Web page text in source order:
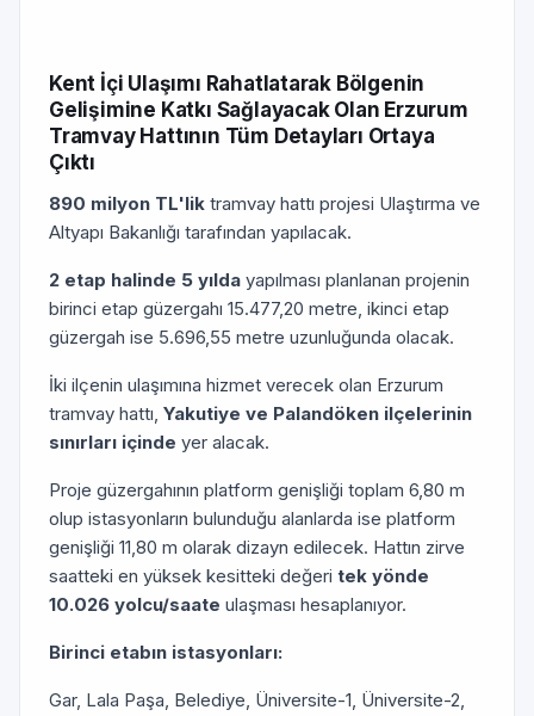
Kent İçi Ulaşımı Rahatlatarak Bölgenin
Gelişimine Katkı Sağlayacak Olan Erzurum
Tramvay Hattının Tüm Detayları Ortaya
Çıktı
890 milyon TL'lik tramvay hattı projesi Ulaştırma ve
Altyapı Bakanlığı tarafından yapılacak.
2 etap halinde 5 yılda yapılması planlanan projenin
birinci etap güzergahı 15.477,20 metre, ikinci etap
güzergah ise 5.696,55 metre uzunluğunda olacak.
İki ilçenin ulaşımına hizmet verecek olan Erzurum
tramvay hattı, Yakutiye ve Palandöken ilçelerinin
sınırları içinde yer alacak.
Proje güzergahının platform genişliği toplam 6,80 m
olup istasyonların bulunduğu alanlarda ise platform
genişliği 11,80 m olarak dizayn edilecek. Hattın zirve
saatteki en yüksek kesitteki değeri tek yönde
10.026 yolcu/saate ulaşması hesaplanıyor.
Birinci etabın istasyonları:
Gar, Lala Paşa, Belediye, Üniversite-1, Üniversite-2,